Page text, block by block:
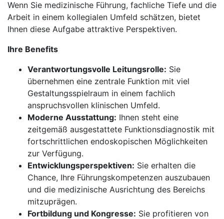
Wenn Sie medizinische Führung, fachliche Tiefe und die
Arbeit in einem kollegialen Umfeld schätzen, bietet
Ihnen diese Aufgabe attraktive Perspektiven.
Ihre Benefits
Verantwortungsvolle Leitungsrolle: Sie
übernehmen eine zentrale Funktion mit viel
Gestaltungsspielraum in einem fachlich
anspruchsvollen klinischen Umfeld.
Moderne Ausstattung: Ihnen steht eine
zeitgemäß ausgestattete Funktionsdiagnostik mit
fortschrittlichen endoskopischen Möglichkeiten
zur Verfügung.
Entwicklungsperspektiven: Sie erhalten die
Chance, Ihre Führungskompetenzen auszubauen
und die medizinische Ausrichtung des Bereichs
mitzuprägen.
Fortbildung und Kongresse: Sie profitieren von